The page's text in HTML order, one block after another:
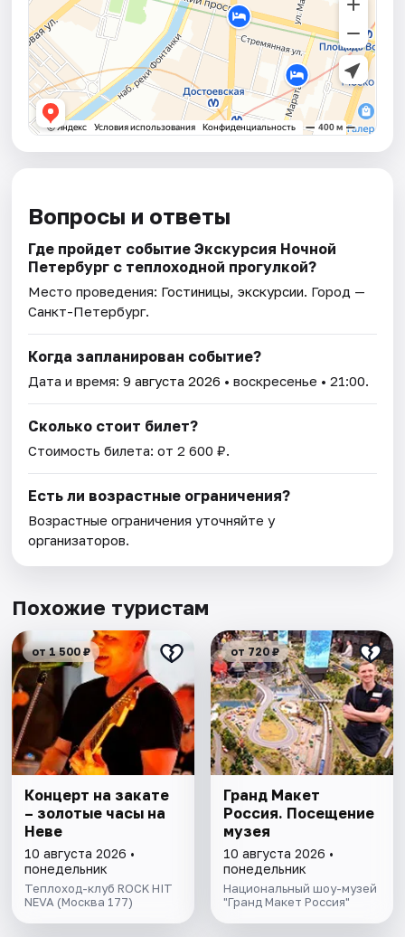
Вопросы и ответы
Где пройдет событие Экскурсия Ночной
Петербург с теплоходной прогулкой?
Место проведения: Гостиницы, экскурсии. Город —
Санкт-Петербург.
Когда запланирован событие?
Дата и время:9 августа 2026 • воскресенье • 21:00.
Сколько стоит билет?
Стоимость билета: от 2 600 ₽.
Есть ли возрастные ограничения?
Возрастные ограничения уточняйте у
организаторов.
Похожие туристам
от 1 500 ₽
Концерт на закате
– золотые часы на
Неве
10 августа 2026 •
понедельник
Теплоход-клуб ROCK HIT
NEVA (Москва 177)
от 720 ₽
Гранд Макет
Россия. Посещение
музея
10 августа 2026 •
понедельник
Национальный шоу-музей
"Гранд Макет Россия"